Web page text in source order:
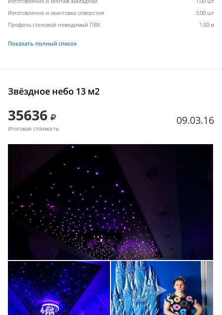
Изготовление и окантовка отверстия
3,00 шт
Профиль стеновой невидимый ПВХ
1,00 м
Показать полный список
Звёздное небо 13 м2
35636
Итоговая стоимость
09.03.16